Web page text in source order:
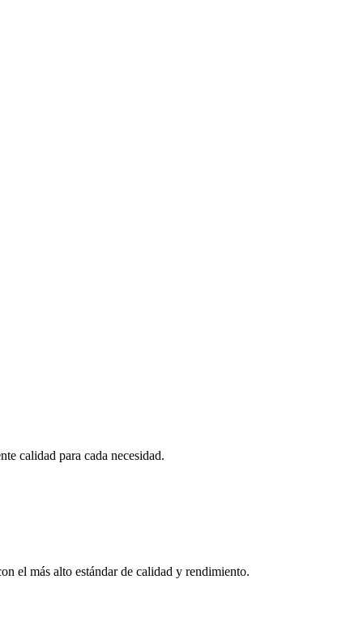
calidad para cada necesidad.
el más alto estándar de calidad y rendimiento.